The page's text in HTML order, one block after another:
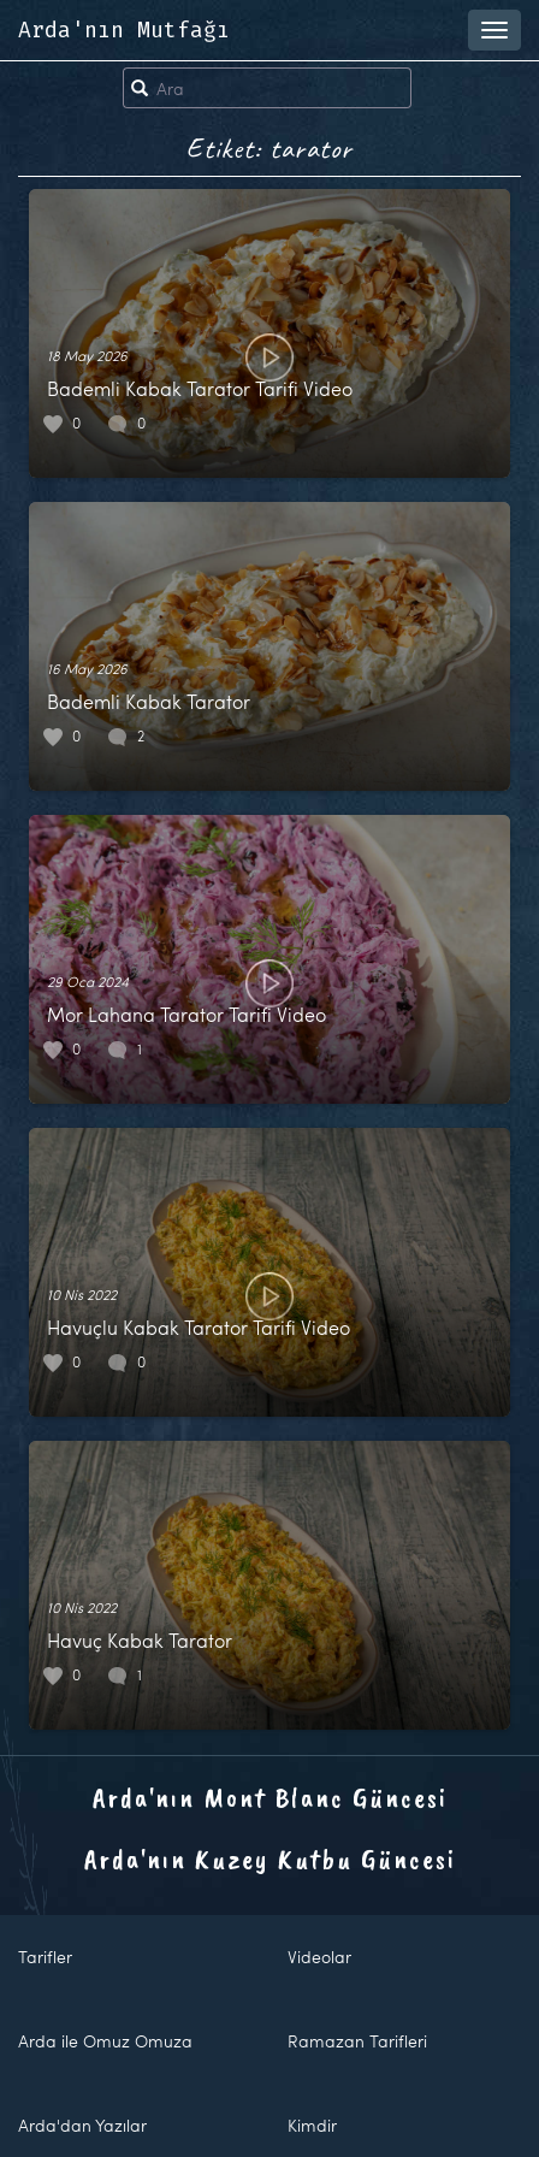
Arda'nın Mutfağı
Etiket: tarator
18 May 2026
Bademli Kabak Tarator Tarifi Video
0 0
16 May 2026
Bademli Kabak Tarator
0 2
29 Oca 2024
Mor Lahana Tarator Tarifi Video
0 1
10 Nis 2022
Havuçlu Kabak Tarator Tarifi Video
0 0
10 Nis 2022
Havuç Kabak Tarator
0 1
Arda'nın Mont Blanc Güncesi
Arda'nın Kuzey Kutbu Güncesi
Tarifler Videolar
Arda ile Omuz Omuza Ramazan Tarifleri
Arda'dan Yazılar Kimdir